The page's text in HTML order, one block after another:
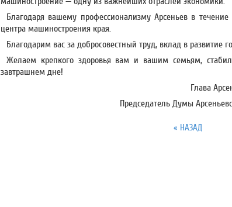
Благодаря вашему профессионализму Арсеньев в
центра машиностроения края.
Благодарим вас за добросовестный труд, вклад в развитие
Желаем крепкого здоровья вам и вашим семьям,
завтрашнем дне!
Глава
Председатель Думы
« НАЗАД